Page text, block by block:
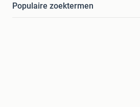
Populaire zoektermen